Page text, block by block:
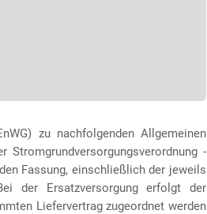
zu nachfolgenden Allgemeinen
Stromgrundversorgungsverordnung -
Fassung, einschließlich der jeweils
der Ersatzversorgung erfolgt der
Liefervertrag zugeordnet werden